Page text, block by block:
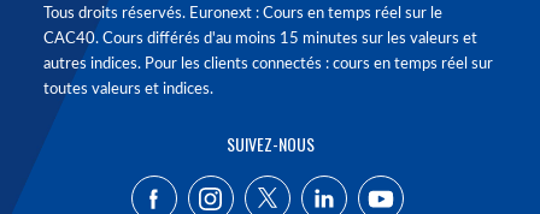
Tous droits réservés. Euronext : Cours en temps réel sur le
CAC40. Cours différés d'au moins 15 minutes sur les valeurs et
autres indices. Pour les clients connectés : cours en temps réel sur
toutes valeurs et indices.
SUIVEZ-NOUS